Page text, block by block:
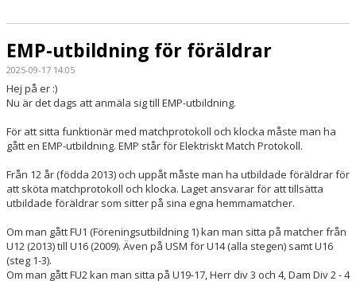
EMP-utbildning för föräldrar
2025-09-17 14:05
Hej på er :)
Nu är det dags att anmäla sig till EMP-utbildning.
För att sitta funktionär med matchprotokoll och klocka måste man ha
gått en EMP-utbildning. EMP står för Elektriskt Match Protokoll.
Från 12 år (födda 2013) och uppåt måste man ha utbildade föräldrar för
att sköta matchprotokoll och klocka. Laget ansvarar för att tillsätta
utbildade föräldrar som sitter på sina egna hemmamatcher.
Om man gått FU1 (Föreningsutbildning 1) kan man sitta på matcher från
U12 (2013) till U16 (2009). Även på USM för U14 (alla stegen) samt U16
(steg 1-3).
Om man gått FU2 kan man sitta på U19-17, Herr div 3 och 4, Dam Div 2 - 4